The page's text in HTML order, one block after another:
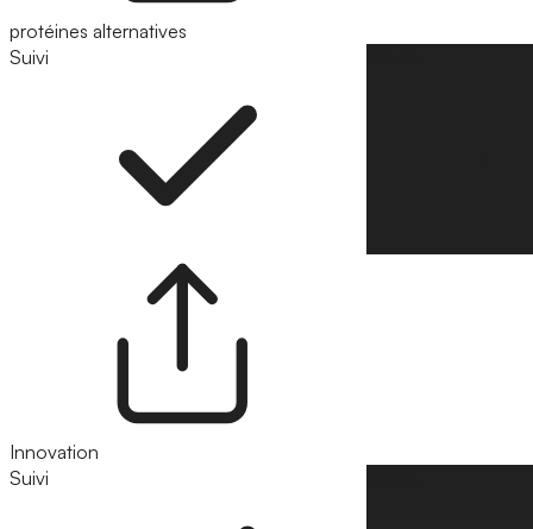
protéines alternatives
Suivi
Innovation
Suivi